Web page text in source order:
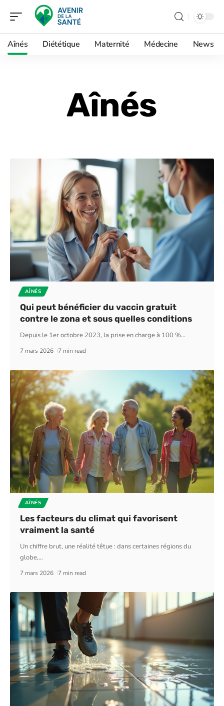
Aînés Diététique Maternité Médecine News
Aînés
AÎNÉS
Qui peut bénéficier du vaccin gratuit
contre le zona et sous quelles conditions
Depuis le 1er octobre 2023, la prise en charge à 100 %…
7 mars 2026 7 min read
AÎNÉS
Les facteurs du climat qui favorisent
vraiment la santé
Un chiffre brut, une réalité têtue : dans certaines régions du
globe,…
7 mars 2026 7 min read